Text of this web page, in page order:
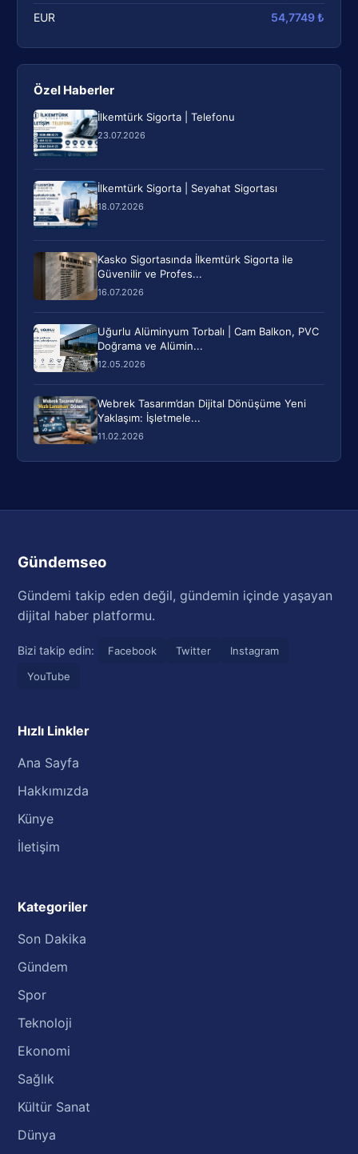
EUR 54,7749 ₺
Özel Haberler
İlkemtürk Sigorta | Telefonu
23.07.2026
İlkemtürk Sigorta | Seyahat Sigortası
18.07.2026
Kasko Sigortasında İlkemtürk Sigorta ile
Güvenilir ve Profes...
16.07.2026
Uğurlu Alüminyum Torbalı | Cam Balkon, PVC
Doğrama ve Alümin...
12.05.2026
Webrek Tasarım’dan Dijital Dönüşüme Yeni
Yaklaşım: İşletmele...
11.02.2026
Gündemseo
Gündemi takip eden değil, gündemin içinde yaşayan
dijital haber platformu.
Bizi takip edin: Facebook Twitter
Instagram
YouTube
Hızlı Linkler
Ana Sayfa
Hakkımızda
Künye
İletişim
Kategoriler
Son Dakika
Gündem
Spor
Teknoloji
Ekonomi
Sağlık
Kültür Sanat
Dünya